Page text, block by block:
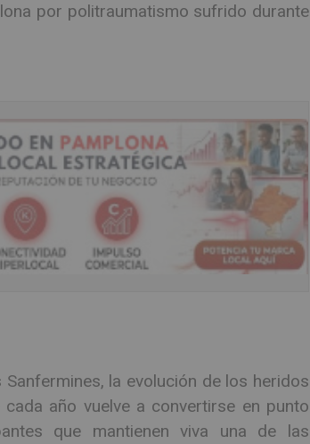
por politraumatismo sufrido durante
la evolución de los heridos
año vuelve a convertirse en punto
que mantienen viva una de las